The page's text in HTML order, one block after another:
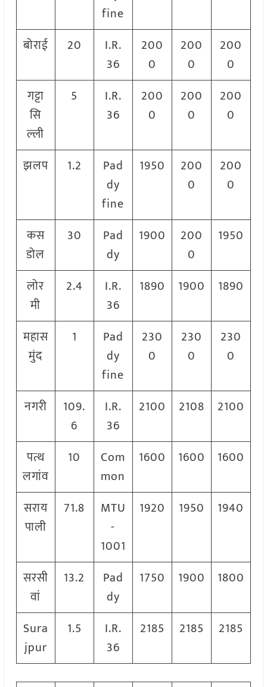
fine
बोराई 20
I.R.
36
200
0
200
0
200
0
गट्टा
सि
ल्ली
5
I.R.
36
200
0
200
0
200
0
झलप 1.2
Pad
dy
fine
1950
200
0
200
0
कस
डोल
30
Pad
dy
1900
200
0
1950
लोर
मी
2.4
I.R.
36
1890 1900 1890
महास
मुंद
1
Pad
dy
fine
230
0
230
0
230
0
नगरी
109.
6
I.R.
36
2100 2108 2100
पत्थ
लगांव
10
Com
mon
1600 1600 1600
सराय
पाली
71.8
MTU
-
1001
1920 1950 1940
सरसी
वां
13.2
Pad
dy
1750 1900 1800
Sura
jpur
1.5
I.R.
36
2185 2185 2185